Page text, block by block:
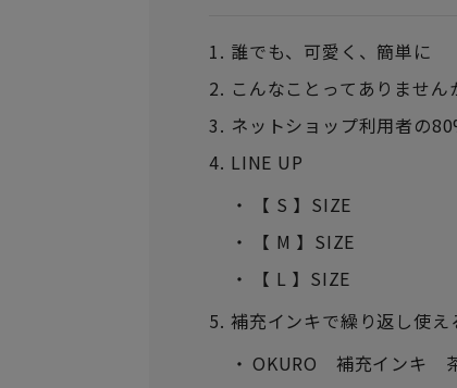
誰でも、可愛く、簡単に
こんなことってありません
ネットショップ利用者の
LINE UP
【 S 】SIZE
【 M 】SIZE
【 L 】SIZE
補充インキで繰り返し使え
OKURO 補充インキ